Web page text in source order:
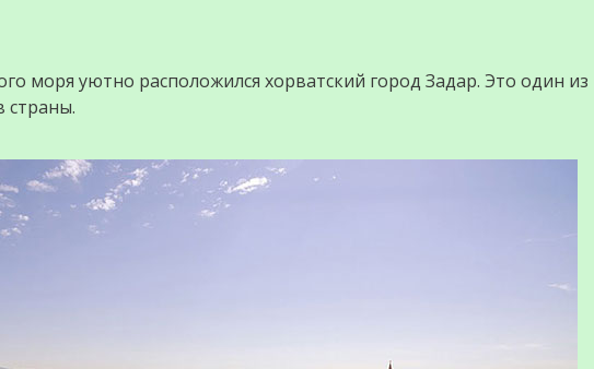
моря уютно расположился хорватский город Задар. Это один из
страны.